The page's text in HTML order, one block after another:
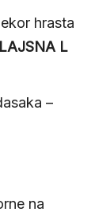
hrasta
L
–
na